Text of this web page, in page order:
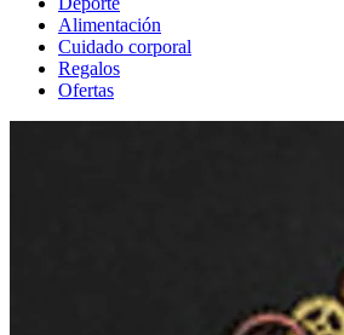
Alimentación
Cuidado corporal
Regalos
Ofertas